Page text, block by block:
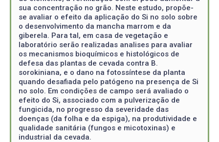
sua concentração no grão. Neste estudo, propõe-
se avaliar o efeito da aplicação do Si no solo sobre
o desenvolvimento da mancha marrom e da
giberela. Para tal, em casa de vegetação e
laboratório serão realizadas analises para avaliar
os mecanismos bioquímicos e histológicos de
defesa das plantas de cevada contra B.
sorokiniana, e o dano na fotossíntese da planta
quando desafiada pelo patógeno na presença de Si
no solo. Em condições de campo será avaliado o
efeito do Si, associado com a pulverização de
fungicida, no progresso da severidade das
doenças (da folha e da espiga), na produtividade e
qualidade sanitária (fungos e micotoxinas) e
industrial da cevada.